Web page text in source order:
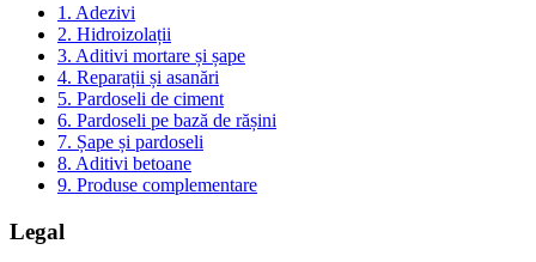
1. Adezivi
2. Hidroizolații
3. Aditivi mortare și șape
4. Reparații și asanări
5. Pardoseli de ciment
6. Pardoseli pe bază de rășini
7. Șape și pardoseli
8. Aditivi betoane
9. Produse complementare
Legal